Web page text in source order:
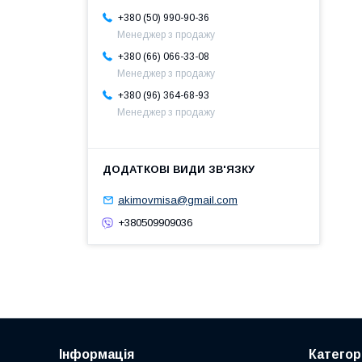
+380 (50) 990-90-36
Менеджер з продажу
+380 (66) 066-33-08
Менеджер з продажу
+380 (96) 364-68-93
Менеджер з продажу
akimovmisa@gmail.com
+380509909036
Інформація